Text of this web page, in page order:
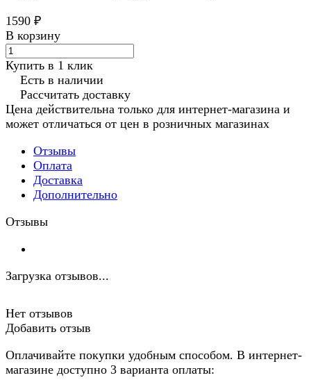
1590 ₽
В корзину
Купить в 1 клик
Есть в наличии
Рассчитать доставку
Цена действительна только для интернет-магазина и
может отличаться от цен в розничных магазинах
Отзывы
Оплата
Доставка
Дополнительно
Отзывы
Загрузка отзывов...
Нет отзывов
Добавить отзыв
Оплачивайте покупки удобным способом. В интернет-
магазине доступно 3 варианта оплаты: